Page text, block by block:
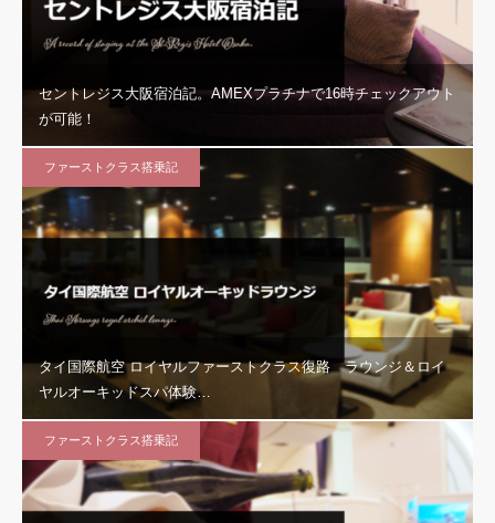
セントレジス大阪宿泊記。AMEXプラチナで16時チェックアウト
が可能！
ファーストクラス搭乗記
タイ国際航空 ロイヤルファーストクラス復路 ラウンジ＆ロイ
ヤルオーキッドスパ体験…
ファーストクラス搭乗記